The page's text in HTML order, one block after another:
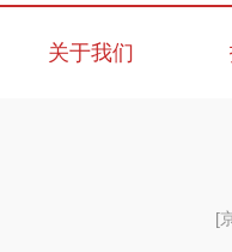
关于我们
[